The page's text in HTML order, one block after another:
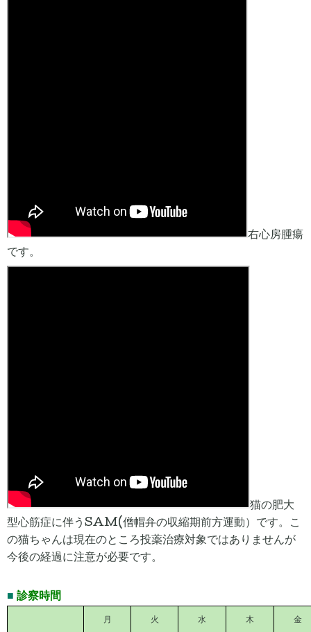
右心房腫瘍
です。
猫の肥大
型心筋症に伴うSAM(僧帽弁の収縮期前方運動）です。こ
の猫ちゃんは現在のところ投薬治療対象ではありませんが
今後の経過に注意が必要です。
■ 診察時間
月 火 水 木 金